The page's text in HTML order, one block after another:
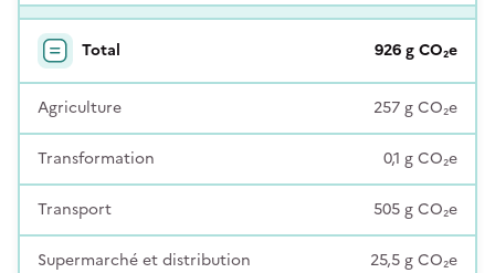
Total 926gCO₂e
Agriculture 257gCO₂e
Transformation 0,1 gCO₂e
Transport 505gCO₂e
Supermarché et distribution 25,5gCO₂e